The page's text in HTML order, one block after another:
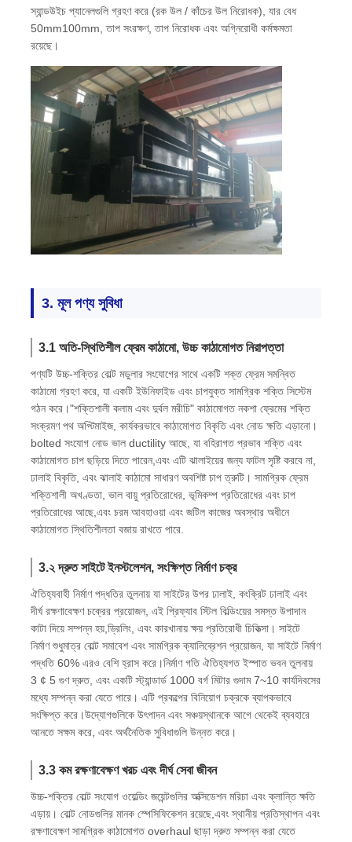
স্যান্ডউইচ প্যানেলগুলি গ্রহণ করে (রক উল / কাঁচের উল নিরোধক), যার বেধ
50mm100mm, তাপ সংরক্ষণ, তাপ নিরোধক এবং অগ্নিরোধী কর্মক্ষমতা
রয়েছে।
3. মূল পণ্য সুবিধা
3.1 অতি-স্থিতিশীল ফ্রেম কাঠামো, উচ্চ কাঠামোগত নিরাপত্তা
পণ্যটি উচ্চ-শক্তির বোল্ট মডুলার সংযোগের সাথে একটি শক্ত ফ্রেম সমন্বিত
কাঠামো গ্রহণ করে, যা একটি ইউনিফাইড এবং চাপযুক্ত সামগ্রিক শক্তি সিস্টেম
গঠন করে।"শক্তিশালী কলাম এবং দুর্বল মরীচি" কাঠামোগত নকশা ফ্রেমের শক্তি
সংক্রমণ পথ অপ্টিমাইজ, কার্যকরভাবে কাঠামোগত বিকৃতি এবং নোড ক্ষতি এড়ানো।
bolted সংযোগ নোড ভাল ductility আছে, যা বহিরাগত প্রভাব শক্তি এবং
কাঠামোগত চাপ ছড়িয়ে দিতে পারেন,এবং এটি ঝালাইয়ের জন্য ফাটল সৃষ্টি করবে না,
ঢালাই বিকৃতি, এবং ঝালাই কাঠামো সাধারণ অবশিষ্ট চাপ ত্রুটি। সামগ্রিক ফ্রেম
শক্তিশালী অখণ্ডতা, ভাল বায়ু প্রতিরোধের, ভূমিকম্প প্রতিরোধের এবং চাপ
প্রতিরোধের আছে,এবং চরম আবহাওয়া এবং জটিল কাজের অবস্থার অধীনে
কাঠামোগত স্থিতিশীলতা বজায় রাখতে পারে.
3.২ দ্রুত সাইটে ইনস্টলেশন, সংক্ষিপ্ত নির্মাণ চক্র
ঐতিহ্যবাহী নির্মাণ পদ্ধতির তুলনায় যা সাইটের উপর ঢালাই, কংক্রিট ঢালাই এবং
দীর্ঘ রক্ষণাবেক্ষণ চক্রের প্রয়োজন, এই প্রিফ্যাব স্টিল বিল্ডিংয়ের সমস্ত উপাদান
কাটা দিয়ে সম্পন্ন হয়,ড্রিলিং, এবং কারখানায় ক্ষয় প্রতিরোধী চিকিত্সা। সাইটে
নির্মাণ শুধুমাত্র বোল্ট সমাবেশ এবং সামগ্রিক ক্যালিব্রেশন প্রয়োজন, যা সাইটে নির্মাণ
পদ্ধতি 60% এরও বেশি হ্রাস করে।নির্মাণ গতি ঐতিহ্যগত ইস্পাত ভবন তুলনায়
3 ¢ 5 গুণ দ্রুত, এবং একটি স্ট্যান্ডার্ড 1000 বর্গ মিটার গুদাম 7~10 কার্যদিবসের
মধ্যে সম্পন্ন করা যেতে পারে। এটি প্রকল্পের বিনিয়োগ চক্রকে ব্যাপকভাবে
সংক্ষিপ্ত করে।উদ্যোগগুলিকে উৎপাদন এবং সঞ্চয়স্থানকে আগে থেকেই ব্যবহারে
আনতে সক্ষম করে, এবং অর্থনৈতিক সুবিধাগুলি উন্নত করে।
3.3 কম রক্ষণাবেক্ষণ খরচ এবং দীর্ঘ সেবা জীবন
উচ্চ-শক্তির বোল্ট সংযোগ ওয়েল্ডিং জয়েন্টগুলির অক্সিডেশন মরিচা এবং ক্লান্তি ক্ষতি
এড়ায়। বোল্ট নোডগুলির মানক স্পেসিফিকেশন রয়েছে,এবং স্থানীয় প্রতিস্থাপন এবং
রক্ষণাবেক্ষণ সামগ্রিক কাঠামোগত overhaul ছাড়া দ্রুত সম্পন্ন করা যেতে